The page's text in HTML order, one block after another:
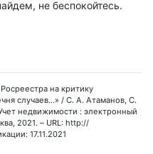
не беспокойтесь.
на критику
случаев...» / С. А. Атаманов, С.
недвижимости : электронный
2021. – URL: http://
17.11.2021